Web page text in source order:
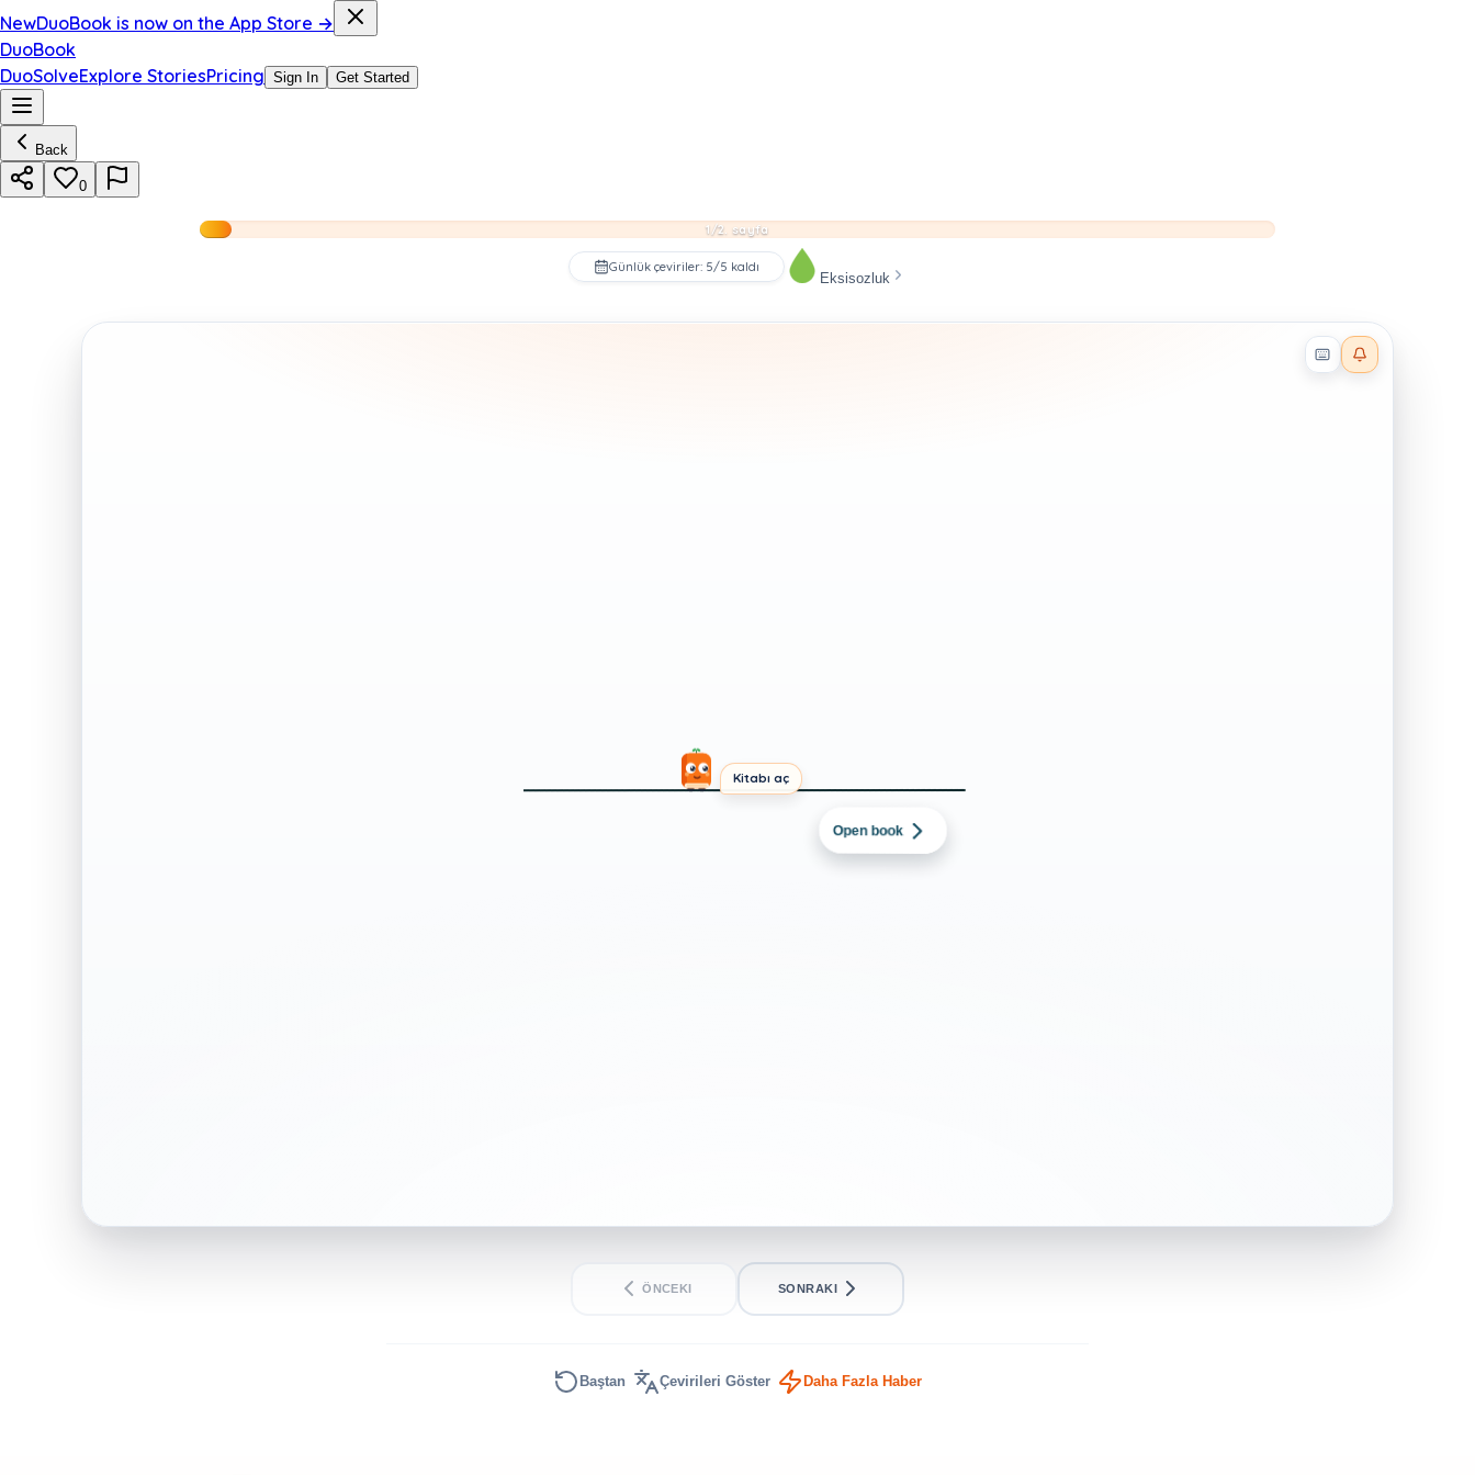
NewDuoBook is now on the App Store →
DuoBook
DuoSolveExplore StoriesPricing Sign In Get Started
Back
0
1/2. sayfa
Günlük çeviriler: 5/5 kaldı
Eksisozluk
Reader effects on
Kitabı aç
folarin balogun'nun
Open book
ÖNCEKI SONRAKI
Baştan Çevirileri Göster Daha Fazla Haber